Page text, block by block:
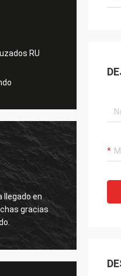
RU
llegado en
gracias